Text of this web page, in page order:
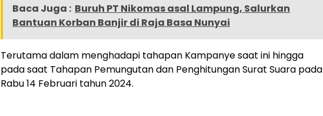
Baca Juga : Buruh PT Nikomas asal Lampung, Salurkan
Bantuan Korban Banjir di Raja Basa Nunyai
Terutama dalam menghadapi tahapan Kampanye saat ini hingga
pada saat Tahapan Pemungutan dan Penghitungan Surat Suara pada
Rabu 14 Februari tahun 2024.